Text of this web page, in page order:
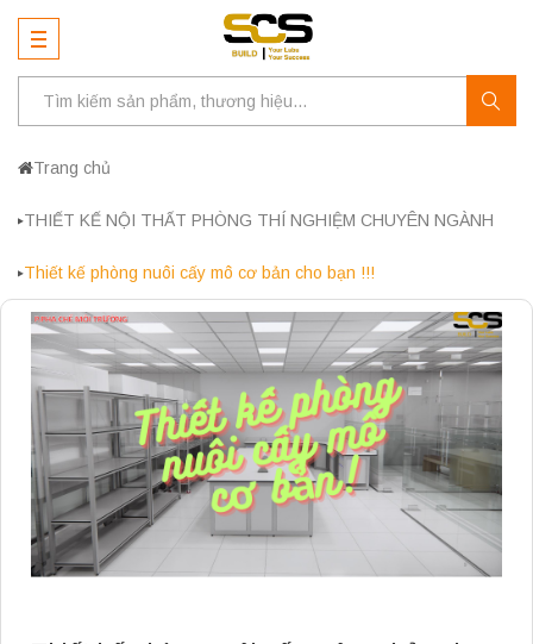
Trang chủ
THIẾT KẾ NỘI THẤT PHÒNG THÍ NGHIỆM CHUYÊN NGÀNH
Thiết kế phòng nuôi cấy mô cơ bản cho bạn !!!